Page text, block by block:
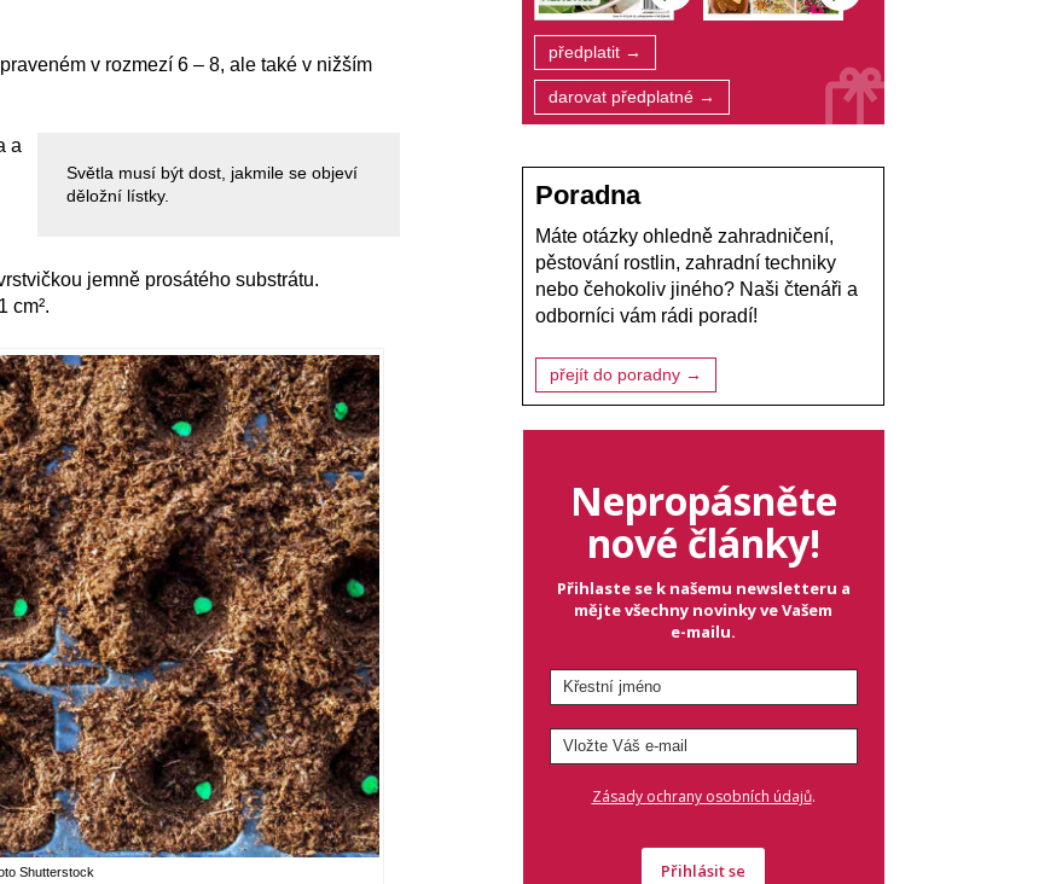
v rozmezí 6 – 8, ale také v nižším
Světla musí být dost, jakmile se objeví
děložní lístky.
a
jemně prosátého substrátu.
cm².
Shutterstock
předplatit →
darovat předplatné →
Poradna
Máte otázky ohledně zahradničení,
pěstování rostlin, zahradní techniky
nebo čehokoliv jiného? Naši čtenáři a
odborníci vám rádi poradí!
přejít do poradny →
Nepropásněte
nové články!
Přihlaste se k našemu newsletteru a
mějte všechny novinky ve Vašem
e-mailu.
Zásady ochrany osobních údajů.
Přihlásit se